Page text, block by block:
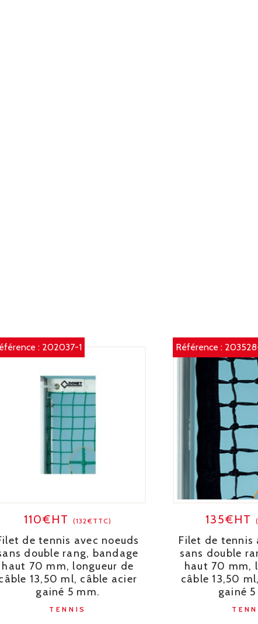
: 202037-1
110€HT (132€TTC)
de tennis avec noeuds
double rang, bandage
haut 70 mm, longueur de
13,50 ml, câble acier
gainé 5 mm.
TENNIS
Référence :
135€HT
Filet de tennis
sans double
haut 70 mm,
câble 13,50
gainé